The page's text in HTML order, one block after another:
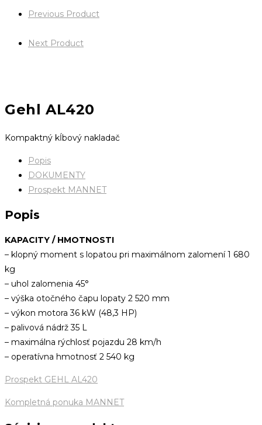
Previous Product
Next Product
Gehl AL420
Kompaktný kĺbový nakladač
Popis
DOKUMENTY
Prospekt MANNET
Popis
KAPACITY / HMOTNOSTI
– klopný moment s lopatou pri maximálnom zalomení 1 680
kg
– uhol zalomenia 45°
– výška otočného čapu lopaty 2 520 mm
– výkon motora 36 kW (48,3 HP)
– palivová nádrž 35 L
– maximálna rýchlosť pojazdu 28 km/h
– operatívna hmotnosť 2 540 kg
Prospekt GEHL AL420
Kompletná ponuka MANNET